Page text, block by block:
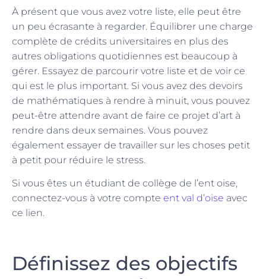
À présent que vous avez votre liste, elle peut être
un peu écrasante à regarder. Équilibrer une charge
complète de crédits universitaires en plus des
autres obligations quotidiennes est beaucoup à
gérer. Essayez de parcourir votre liste et de voir ce
qui est le plus important. Si vous avez des devoirs
de mathématiques à rendre à minuit, vous pouvez
peut-être attendre avant de faire ce projet d’art à
rendre dans deux semaines. Vous pouvez
également essayer de travailler sur les choses petit
à petit pour réduire le stress.
Si vous êtes un étudiant de collège de l’ent oise,
connectez-vous à votre compte ent val d’oise avec
ce lien.
Définissez des objectifs